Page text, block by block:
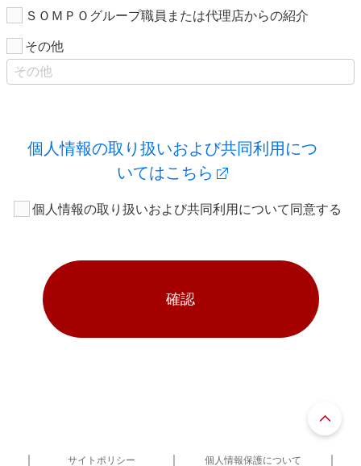
ＳＯＭＰＯグループ職員または代理店からの紹介
その他
個人情報の取り扱いおよび共同利用につ
いてはこちら
個人情報の取り扱いおよび共同利用について同意する
確認
サイトポリシー 個人情報保護について